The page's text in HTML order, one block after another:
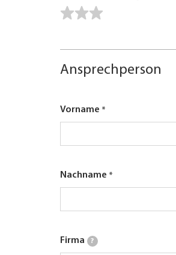
Ansprechperson
Vorname
Nachname
Firma ?